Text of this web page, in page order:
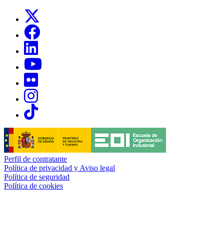
Links, Opens in this window
Links, Opens in this window
Links, Opens in this window
Links, Opens in this window
Links, Opens in this window
Perfil de contratante
Política de privacidad y Aviso legal
Política de seguridad
Política de cookies